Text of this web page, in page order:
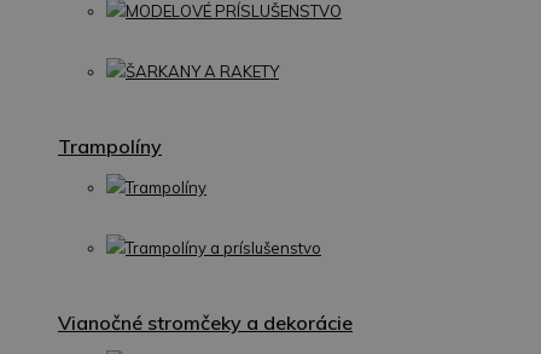
MODELOVÉ PRÍSLUŠENSTVO
ŠARKANY A RAKETY
Trampolíny
Trampolíny
Trampolíny a príslušenstvo
Vianočné stromčeky a dekorácie